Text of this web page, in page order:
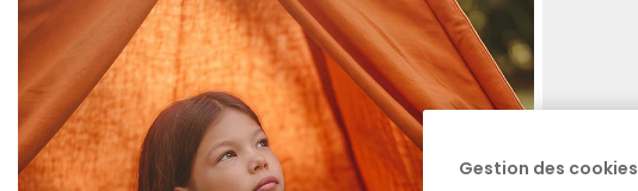
Gestion des cookies